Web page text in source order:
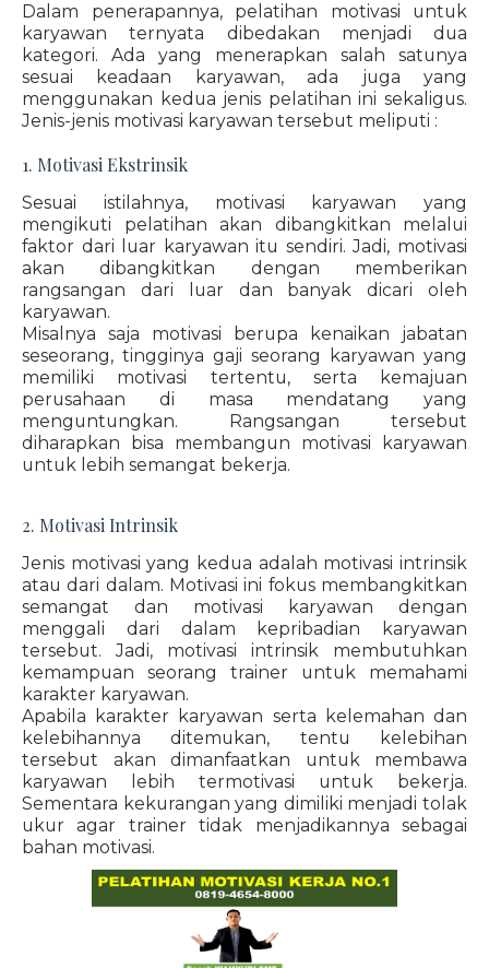
Dalam penerapannya, pelatihan motivasi untuk
karyawan ternyata dibedakan menjadi dua
kategori. Ada yang menerapkan salah satunya
sesuai keadaan karyawan, ada juga yang
menggunakan kedua jenis pelatihan ini sekaligus.
Jenis-jenis motivasi karyawan tersebut meliputi :
1. Motivasi Ekstrinsik
Sesuai istilahnya, motivasi karyawan yang
mengikuti pelatihan akan dibangkitkan melalui
faktor dari luar karyawan itu sendiri. Jadi, motivasi
akan dibangkitkan dengan memberikan
rangsangan dari luar dan banyak dicari oleh
karyawan.
Misalnya saja motivasi berupa kenaikan jabatan
seseorang, tingginya gaji seorang karyawan yang
memiliki motivasi tertentu, serta kemajuan
perusahaan di masa mendatang yang
menguntungkan. Rangsangan tersebut
diharapkan bisa membangun motivasi karyawan
untuk lebih semangat bekerja.
2. Motivasi Intrinsik
Jenis motivasi yang kedua adalah motivasi intrinsik
atau dari dalam. Motivasi ini fokus membangkitkan
semangat dan motivasi karyawan dengan
menggali dari dalam kepribadian karyawan
tersebut. Jadi, motivasi intrinsik membutuhkan
kemampuan seorang trainer untuk memahami
karakter karyawan.
Apabila karakter karyawan serta kelemahan dan
kelebihannya ditemukan, tentu kelebihan
tersebut akan dimanfaatkan untuk membawa
karyawan lebih termotivasi untuk bekerja.
Sementara kekurangan yang dimiliki menjadi tolak
ukur agar trainer tidak menjadikannya sebagai
bahan motivasi.